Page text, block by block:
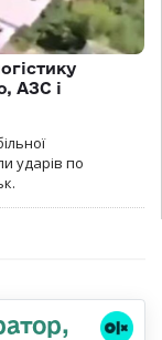
АЗС і
ударів по